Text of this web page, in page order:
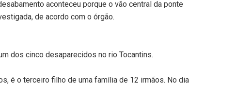
aconteceu porque o vão central da ponte
de acordo com o órgão.
dos cinco desaparecidos no rio Tocantins.
é o terceiro filho de uma família de 12 irmãos. No dia